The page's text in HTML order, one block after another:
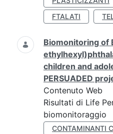
FTALATI
Biomonitoring of
children and
PERSUADED
Contenuto Web
Risultati di Life
biomonitoraggio
CONTAMINANTI